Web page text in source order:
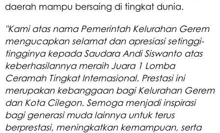
daerah mampu bersaing di tingkat dunia.
"Kami atas nama Pemerintah Kelurahan Gerem
mengucapkan selamat dan apresiasi setinggi-
tingginya kepada Saudara Andi Siswanto atas
keberhasilannya meraih Juara 1 Lomba
Ceramah Tingkat Internasional. Prestasi ini
merupakan kebanggaan bagi Kelurahan Gerem
dan Kota Cilegon. Semoga menjadi inspirasi
bagi generasi muda lainnya untuk terus
berprestasi, meningkatkan kemampuan, serta